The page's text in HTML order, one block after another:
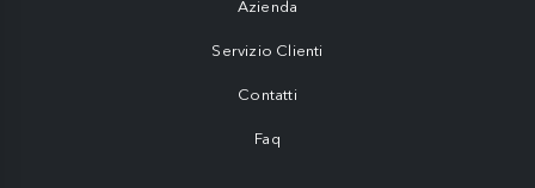
Azienda
Servizio Clienti
Contatti
Faq